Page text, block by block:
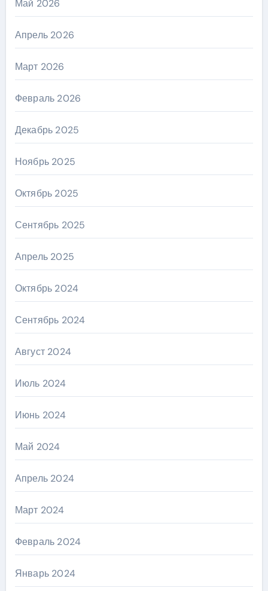
Май 2026
Апрель 2026
Март 2026
Февраль 2026
Декабрь 2025
Ноябрь 2025
Октябрь 2025
Сентябрь 2025
Апрель 2025
Октябрь 2024
Сентябрь 2024
Август 2024
Июль 2024
Июнь 2024
Май 2024
Апрель 2024
Март 2024
Февраль 2024
Январь 2024